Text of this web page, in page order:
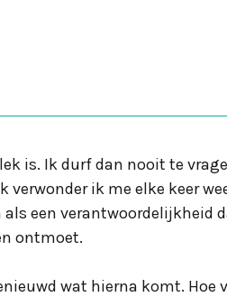
is. Ik durf dan nooit te
ik me elke keer
een verantwoordelijkheid
ontmoet.
wat hierna komt. Hoe